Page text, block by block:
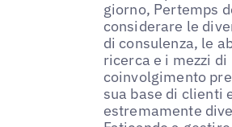
giorno, Pertemps
considerare le
di consulenza, le
ricerca e i mezzi di
coinvolgimento
sua base di clienti
estremamente